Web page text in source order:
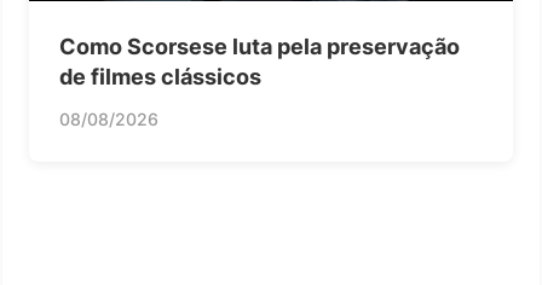
Como Scorsese luta pela preservação
de filmes clássicos
08/08/2026